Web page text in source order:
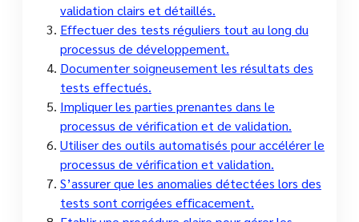
validation clairs et détaillés.
Effectuer des tests réguliers tout au long du
processus de développement.
Documenter soigneusement les résultats des
tests effectués.
Impliquer les parties prenantes dans le
processus de vérification et de validation.
Utiliser des outils automatisés pour accélérer le
processus de vérification et validation.
S’assurer que les anomalies détectées lors des
tests sont corrigées efficacement.